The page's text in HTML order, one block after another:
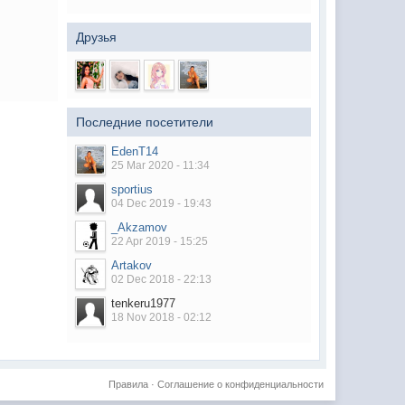
Друзья
Последние посетители
EdenT14
25 Mar 2020 - 11:34
sportius
04 Dec 2019 - 19:43
_Akzamov
22 Apr 2019 - 15:25
Artakov
02 Dec 2018 - 22:13
tenkeru1977
18 Nov 2018 - 02:12
Соглашение о конфиденциальности
Правила·